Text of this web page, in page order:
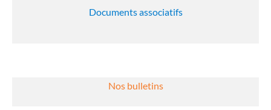
Documents associatifs
Nos bulletins